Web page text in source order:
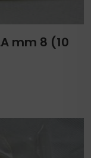
mm 8 (10